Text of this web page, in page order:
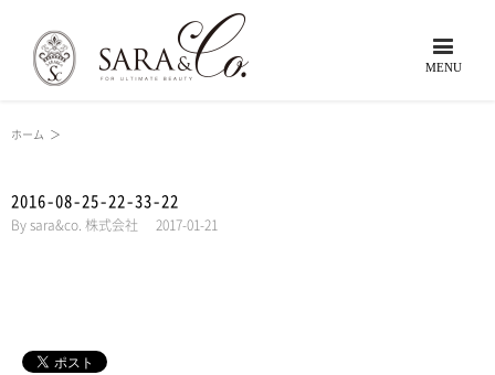
ホーム ＞
2016-08-25-22-33-22
Bysara&co. 株式会社 2017-01-21